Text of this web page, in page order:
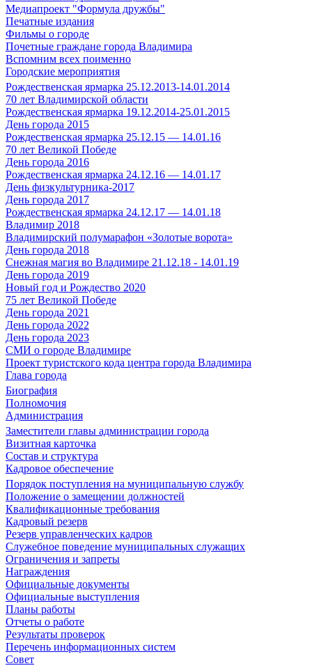
Медиапроект "Формула дружбы"
Печатные издания
Фильмы о городе
Почетные граждане города Владимира
Вспомним всех поименно
Городские мероприятия
Рождественская ярмарка 25.12.2013-14.01.2014
70 лет Владимирской области
Рождественская ярмарка 19.12.2014-25.01.2015
День города 2015
Рождественская ярмарка 25.12.15 — 14.01.16
70 лет Великой Победе
День города 2016
Рождественская ярмарка 24.12.16 — 14.01.17
День физкультурника-2017
День города 2017
Рождественская ярмарка 24.12.17 — 14.01.18
Владимир 2018
Владимирский полумарафон «Золотые ворота»
День города 2018
Снежная магия во Владимире 21.12.18 - 14.01.19
День города 2019
Новый год и Рождество 2020
75 лет Великой Победе
День города 2021
День города 2022
День города 2023
СМИ о городе Владимире
Проект туристского кода центра города Владимира
Глава города
Биография
Полномочия
Администрация
Заместители главы администрации города
Визитная карточка
Состав и структура
Кадровое обеспечение
Порядок поступления на муниципальную службу
Положение о замещении должностей
Квалификационные требования
Кадровый резерв
Резерв управленческих кадров
Служебное поведение муниципальных служащих
Ограничения и запреты
Награждения
Официальные документы
Официальные выступления
Планы работы
Отчеты о работе
Результаты проверок
Перечень информационных систем
Совет